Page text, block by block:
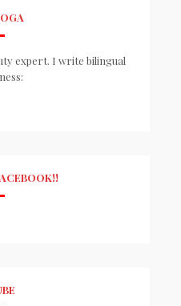
expert. I write bilingual